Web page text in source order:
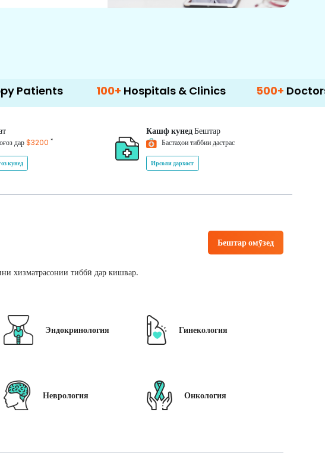
100+Hospitals & Clinics 500+Doctors &
дар$3200 *
кунед
Кашф кунедБештар
Бастаҳои тиббии дастрас
Ирсоли дархост
Бештар омӯзед
хизматрасонии тиббӣ дар кишвар.
Эндокринология Гинекология
Неврология Онкология